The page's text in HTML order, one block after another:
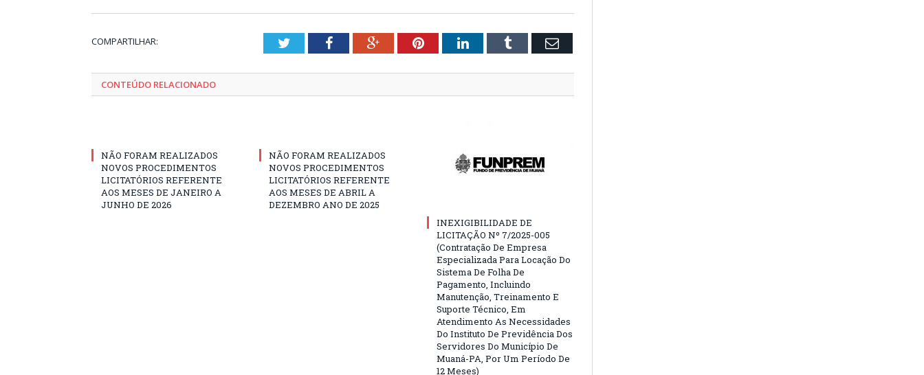
COMPARTILHAR: TwitterFacebookGoogle+PinterestLinkedInTumblr Email
CONTEÚDO RELACIONADO
NÃO FORAM REALIZADOS
NOVOS PROCEDIMENTOS
LICITATÓRIOS REFERENTE
AOS MESES DE JANEIRO A
JUNHO DE 2026
NÃO FORAM REALIZADOS
NOVOS PROCEDIMENTOS
LICITATÓRIOS REFERENTE
AOS MESES DE ABRIL A
DEZEMBRO ANO DE 2025
INEXIGIBILIDADE DE
LICITAÇÃO Nº 7/2025-005
(Contratação De Empresa
Especializada Para Locação Do
Sistema De Folha De
Pagamento, Incluindo
Manutenção, Treinamento E
Suporte Técnico, Em
Atendimento As Necessidades
Do Instituto De Previdência Dos
Servidores Do Município De
Muaná-PA, Por Um Período De
12 Meses)